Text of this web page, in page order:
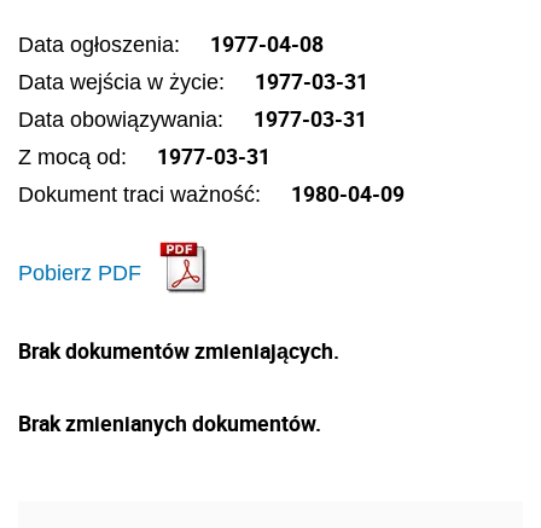
Data ogłoszenia: 1977-04-08
Data wejścia w życie: 1977-03-31
Data obowiązywania: 1977-03-31
Z mocą od: 1977-03-31
Dokument traci ważność: 1980-04-09
Pobierz PDF
Brak dokumentów zmieniających.
Brak zmienianych dokumentów.